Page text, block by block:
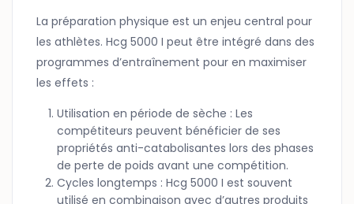
La préparation physique est un enjeu central pour
les athlètes. Hcg 5000 I peut être intégré dans des
programmes d’entraînement pour en maximiser
les effets :
Utilisation en période de sèche : Les
compétiteurs peuvent bénéficier de ses
propriétés anti-catabolisantes lors des phases
de perte de poids avant une compétition.
Cycles longtemps : Hcg 5000 I est souvent
utilisé en combinaison avec d’autres produits